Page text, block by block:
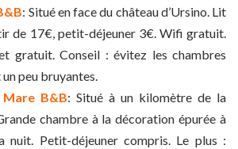
: Situé en face du château d’Ursino. Lit
de 17€, petit-déjeuner 3€. Wifi gratuit.
gratuit. Conseil : évitez les chambres
peu bruyantes.
Mare B&B: Situé à un kilomètre de la
chambre à la décoration épurée à
Petit-déjeuner compris. Le plus :